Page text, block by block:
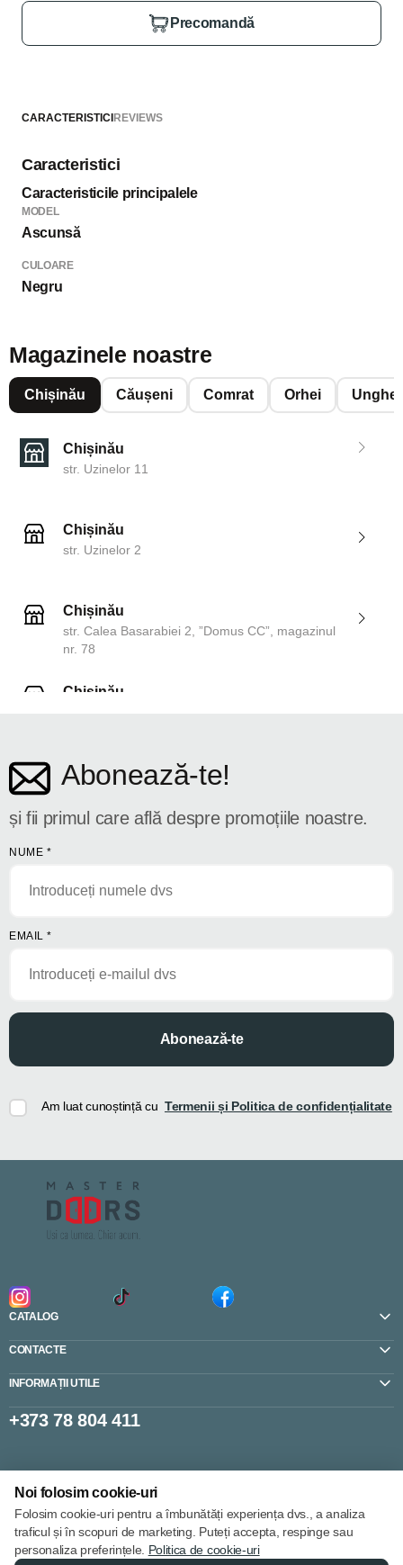
Precomandă
CARACTERISTICI REVIEWS
Caracteristici
Caracteristicile principalele
MODEL
Ascunsă
CULOARE
Negru
Magazinele noastre
Chișinău Căușeni Comrat Orhei
Chișinău
str. Uzinelor 11
Chișinău
str. Uzinelor 2
Chișinău
str. Calea Basarabiei 2, ”Domus CC”, magazinul
nr. 78
Chișinău
Abonează-te!
și fii primul care află despre promoțiile noastre.
NUME *
EMAIL *
Abonează-te
Am luat cunoștință cu Termenii și Politica de confidențialitate
CATALOG
CONTACTE
INFORMAȚII UTILE
+373 78 804 411
Setări cookie-uri
Politica de cookie-uri
Noi folosim cookie-uri
Folosim cookie-uri pentru a îmbunătăți experiența dvs., a analiza
traficul și în scopuri de marketing. Puteți accepta, respinge sau
personaliza preferințele. Politica de cookie-uri